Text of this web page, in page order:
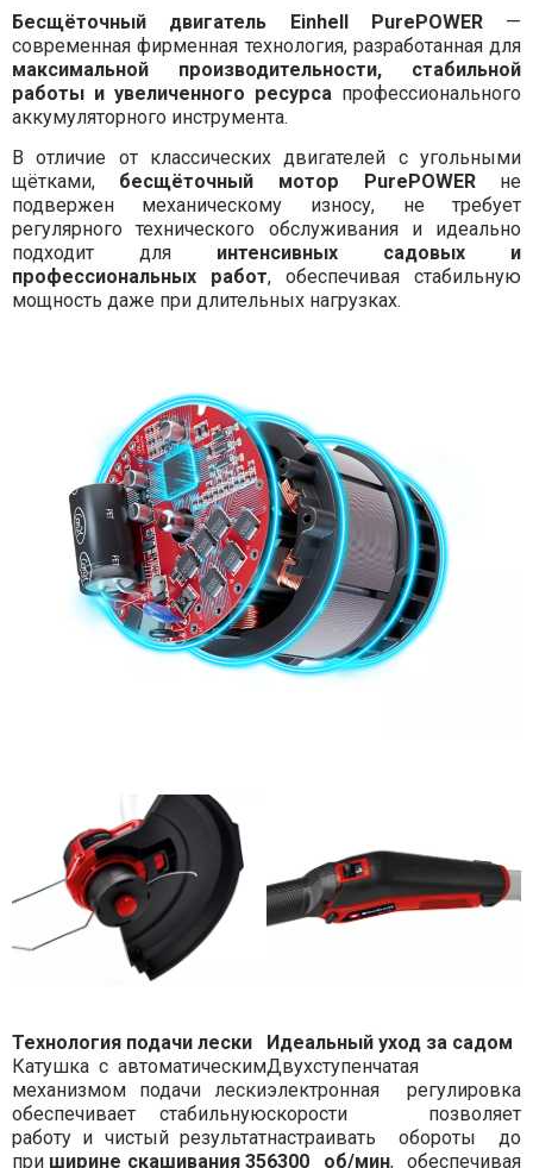
Бесщёточный двигатель Einhell PurePOWER—
современная фирменная технология, разработанная для
максимальной производительности, стабильной
работы и увеличенного ресурса профессионального
аккумуляторного инструмента.
В отличие от классических двигателей с угольными
щётками, бесщёточный мотор PurePOWERне
подвержен механическому износу, не требует
регулярного технического обслуживания и идеально
подходит для интенсивных садовых и
профессиональных работ, обеспечивая стабильную
мощность даже при длительных нагрузках.
Технология подачи лески
Катушка с автоматическим
механизмом подачи лески
обеспечивает стабильную
работу и чистый результат
при ширине скашивания 35
Идеальный уход за садом
Двухступенчатая
электронная регулировка
скорости позволяет
настраивать обороты до
6300 об/мин, обеспечивая